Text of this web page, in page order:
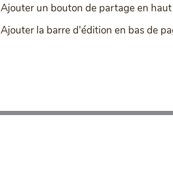
Ajouter un bouton de partage en
Ajouter la barre d'édition en bas de